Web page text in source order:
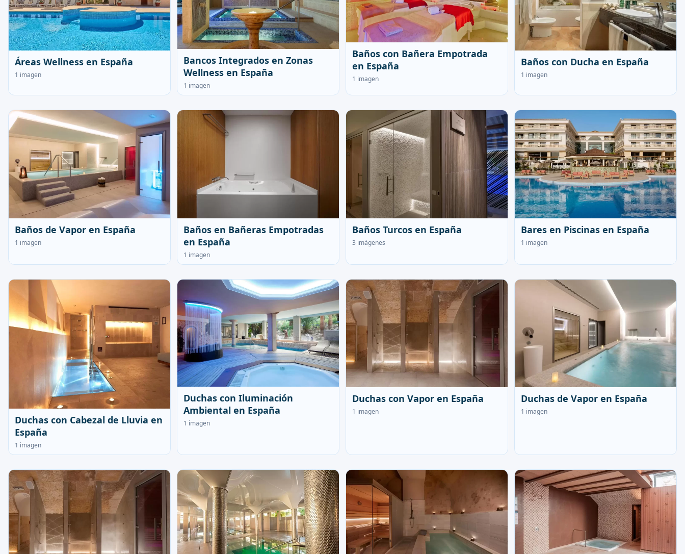
Áreas Wellness en España
1 imagen
Bancos Integrados en Zonas
Wellness en España
1 imagen
Baños con Bañera Empotrada
en España
1 imagen
Baños con Ducha en España
1 imagen
Baños de Vapor en España
1 imagen
Baños en Bañeras Empotradas
en España
1 imagen
Baños Turcos en España
3 imágenes
Bares en Piscinas en España
1 imagen
Duchas con Cabezal de Lluvia en
España
1 imagen
Duchas con Iluminación
Ambiental en España
1 imagen
Duchas con Vapor en España
1 imagen
Duchas de Vapor en España
1 imagen